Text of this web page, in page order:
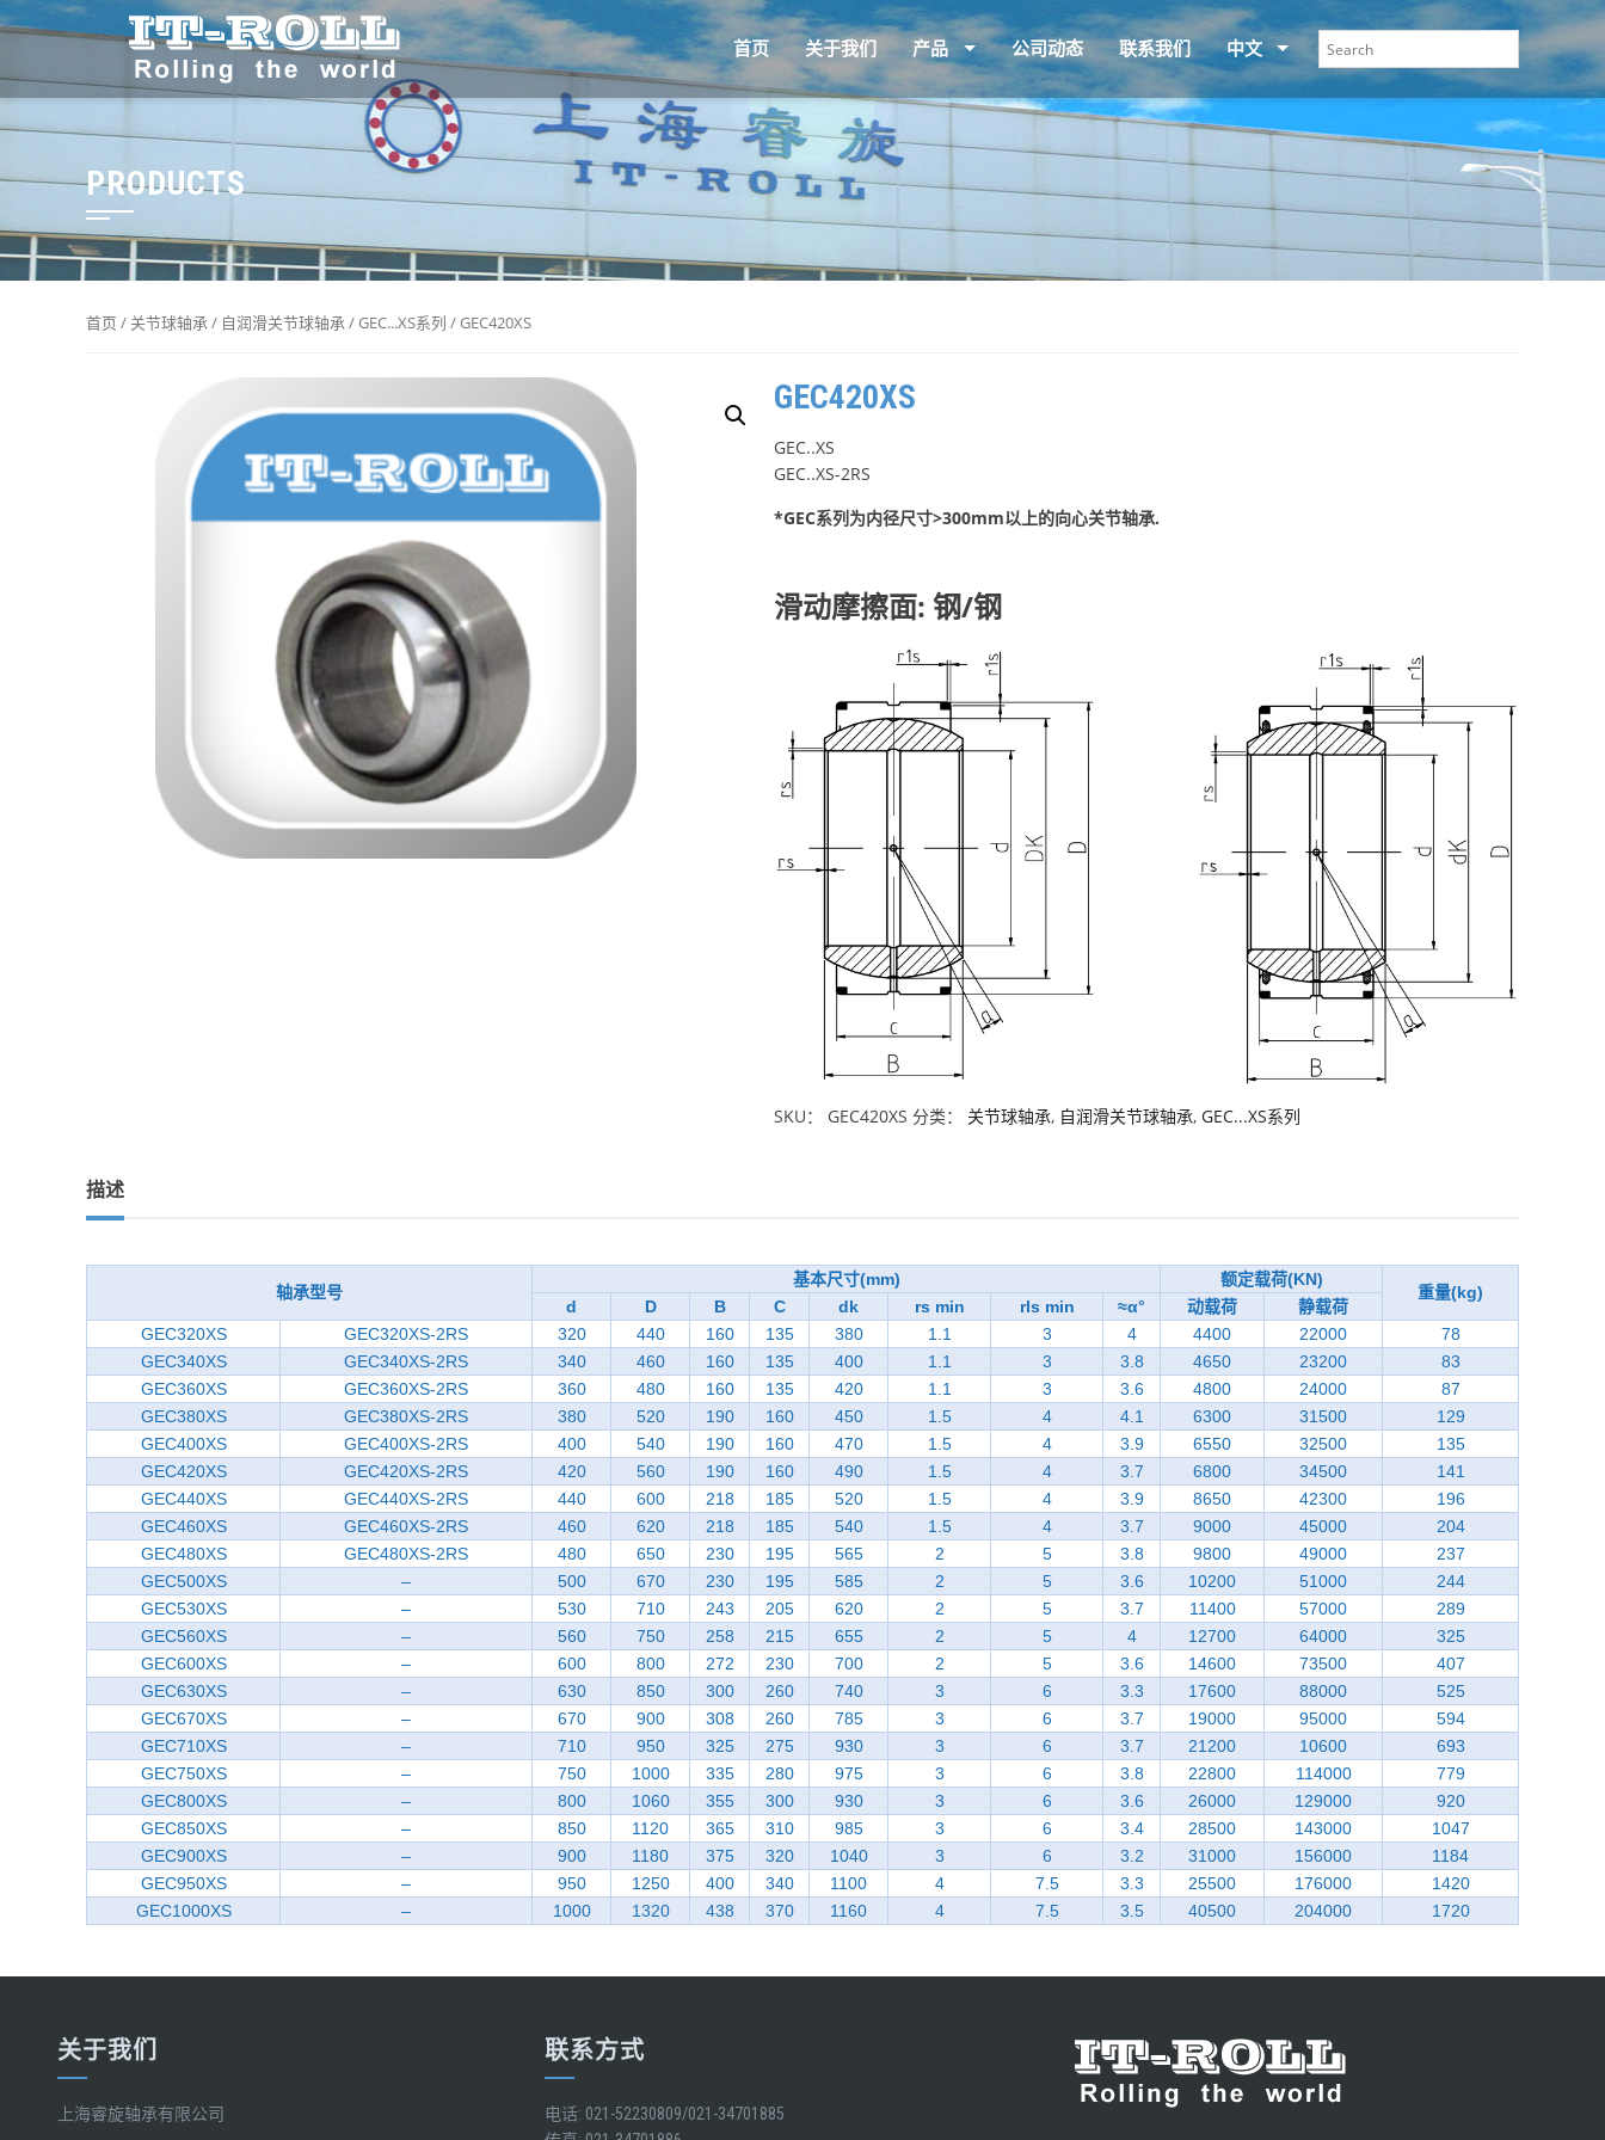
首页 关于我们 产品 公司动态 联系我们 中文
PRODUCTS
首页 / 关节球轴承/ 自润滑关节球轴承/GEC...XS系列 / GEC420XS
GEC420XS
GEC..XS
GEC..XS-2RS
*GEC系列为内径尺寸>300mm以上的向心关节轴承.
滑动摩擦面: 钢/钢
SKU： GEC420XS 分类： 关节球轴承, 自润滑关节球轴承, GEC...XS系列
描述
轴承型号
基本尺寸(mm) 额定载荷(KN)
重量(kg)
d D B C dk rs min rls min ≈α° 动载荷
静载荷
GEC320XS
GEC320XS-2RS 320 440 160 135 380 1.1 3 4 4400 22000
78
GEC340XS
GEC340XS-2RS 340 460 160 135 400 1.1 3 3.8 4650 23200
83
GEC360XS
GEC360XS-2RS 360 480 160 135 420 1.1 3 3.6 4800 24000
87
GEC380XS
GEC380XS-2RS 380 520 190 160 450 1.5 4 4.1 6300 31500
129
GEC400XS
GEC400XS-2RS 400 540 190 160 470 1.5 4 3.9 6550 32500
135
GEC420XS
GEC420XS-2RS 420 560 190 160 490 1.5 4 3.7 6800 34500
141
GEC440XS
GEC440XS-2RS 440 600 218 185 520 1.5 4 3.9 8650 42300
196
GEC460XS
GEC460XS-2RS 460 620 218 185 540 1.5 4 3.7 9000 45000
204
GEC480XS
GEC480XS-2RS 480 650 230 195 565 2 5 3.8 9800 49000
237
GEC500XS
– 500 670 230 195 585 2 5 3.6 10200 51000
244
GEC530XS
– 530 710 243 205 620 2 5 3.7 11400 57000
289
GEC560XS
– 560 750 258 215 655 2 5 4 12700 64000
325
GEC600XS
– 600 800 272 230 700 2 5 3.6 14600 73500
407
GEC630XS
– 630 850 300 260 740 3 6 3.3 17600 88000
525
GEC670XS
– 670 900 308 260 785 3 6 3.7 19000 95000
594
GEC710XS
– 710 950 325 275 930 3 6 3.7 21200 10600
693
GEC750XS
– 750 1000 335 280 975 3 6 3.8 22800 114000
779
GEC800XS
– 800 1060 355 300 930 3 6 3.6 26000 129000
920
GEC850XS
– 850 1120 365 310 985 3 6 3.4 28500 143000
1047
GEC900XS
– 900 1180 375 320 1040 3 6 3.2 31000 156000
1184
GEC950XS
– 950 1250 400 340 1100 4 7.5 3.3 25500 176000
1420
GEC1000XS
– 1000 1320 438 370 1160 4 7.5 3.5 40500 204000 1720
关于我们
上海睿旋轴承有限公司
联系方式
电话: 021-52230809/021-34701885